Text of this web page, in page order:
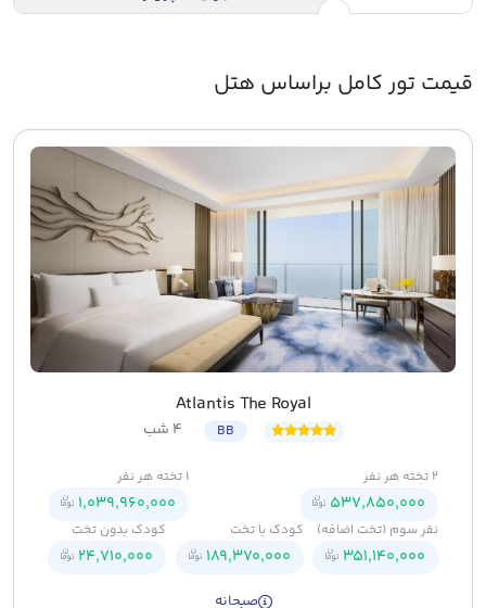
قیمت تور کامل براساس هتل
Atlantis The Royal
BB 4 شب
2 تخته هر نفر
537,850,000
1 تخته هر نفر
1,039,960,000
نفر سوم (تخت اضافه)
351,140,000
کودک با تخت
189,370,000
کودک بدون تخت
24,710,000
صبحانه